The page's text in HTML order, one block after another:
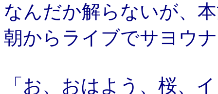
なんだか解らないが、
朝からライブでサヨウ
「お、おはよう、桜、